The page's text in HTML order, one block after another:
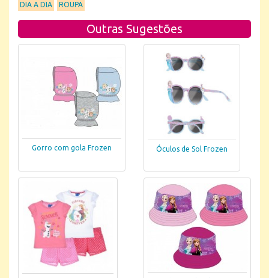
DIA A DIA ROUPA
Outras Sugestões
Gorro com gola Frozen Óculos de Sol Frozen